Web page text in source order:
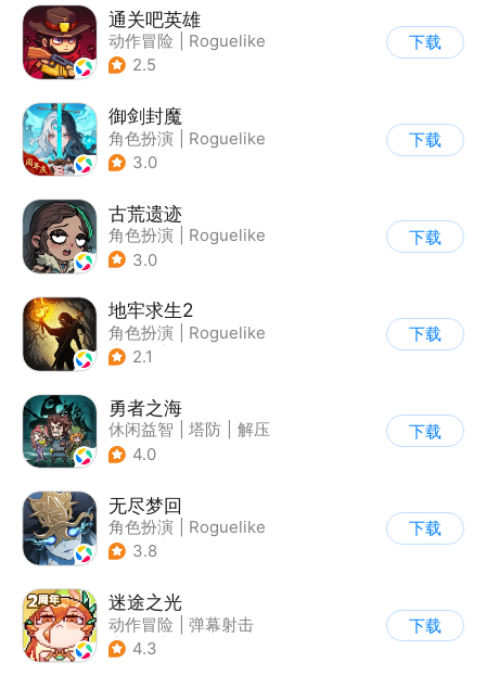
通关吧英雄
动作冒险
Roguelike
| 冒险
2.5
下载
御剑封魔
角色扮演
Roguelike
| 仙侠
3.0
下载
古荒遗迹
角色扮演
Roguelike
| 地牢
3.0
下载
地牢求生2
角色扮演
Roguelike
| 地牢
2.1
下载
勇者之海
休闲益智 塔防
解压
| 无双割草
4.0
下载
无尽梦回
角色扮演
Roguelike
| 冒险
3.8
下载
迷途之光
动作冒险
弹幕射击
| 地牢
4.3
下载